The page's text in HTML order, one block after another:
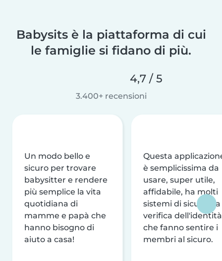
Babysits è la piattaforma di cui
le famiglie si fidano di più.
4,7 / 5
3.400+ recensioni
Un modo bello e
sicuro per trovare
babysitter e rendere
più semplice la vita
quotidiana di
mamme e papà che
hanno bisogno di
aiuto a casa!
Questa
è semplicissima da
usare, super utile,
affidabile, ha molti
sistemi di sicurezza
verifica dell'identità
che fanno sentire i
membri al sicuro.